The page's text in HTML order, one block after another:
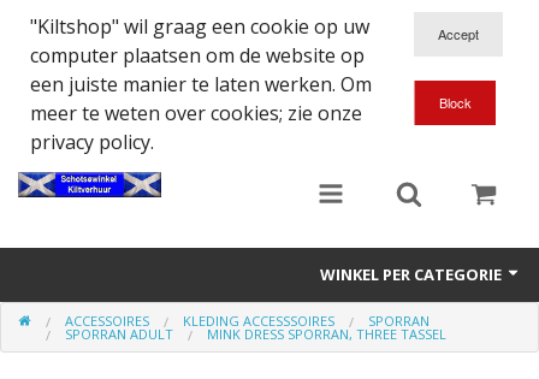
"Kiltshop" wil graag een cookie op uw
computer plaatsen om de website op
een juiste manier te laten werken. Om
meer te weten over cookies; zie onze
privacy policy.
WINKEL PER CATEGORIE
AccessoiresACCESSOIRES KLEDING ACCESSSOIRES SPORRAN
SPORRAN ADULT MINK DRESS SPORRAN, THREE TASSEL